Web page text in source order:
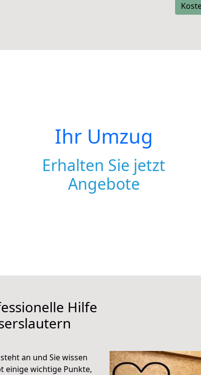
Ihr Umzug
Erhalten Sie jetzt
Angebote
Hilfe
an und Sie wissen
einige wichtige Punkte,